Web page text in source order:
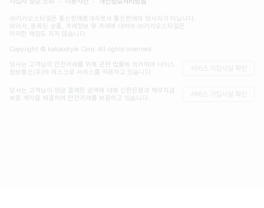
㈜카카오스타일은 통신판매중개자로서 통신판매의 당사자가 아닙니다.
따라서, 등록된 상품, 거래정보 및 거래에 대하여 ㈜카카오스타일은
어떠한 책임도 지지 않습니다.
Copyright © kakaostyle Corp. All rights reserved.
당사는 고객님의 안전거래를 위해 관련 법률에 의거하여 나이스
정보통신(주)의 에스크로 서비스를 적용하고 있습니다.
당사는 고객님이 현금 결제한 금액에 대해 신한은행과 채무지급
보증 계약을 체결하여 안전거래를 보장하고 있습니다.